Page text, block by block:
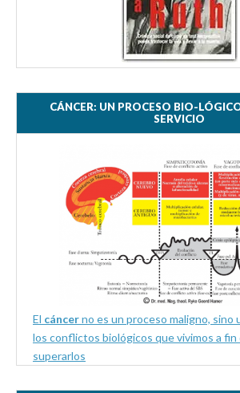
CÁNCER: UN PROCESO BIO-
SERVICIO
El cáncerno es un proceso maligno, sino
los conflictos biológicos que vivimos a fin
superarlos